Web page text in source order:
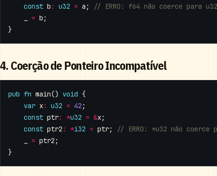
const b : u32 = a ;
= b ;
}
4. Coerção de Ponteiro Incompatível
pub fn main() void {
var x: u32 = 42 ;
const ptr: *u32 = &x;
const ptr2 : *i32 = ptr;
= ptr2 ;
}